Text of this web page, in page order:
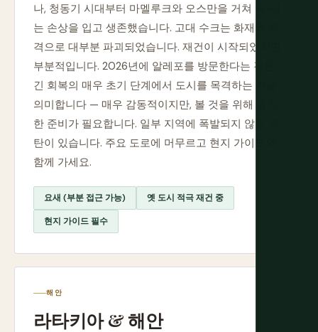
나, 청동기 시대부터 마멜루크와 오스만을 거쳐 역사)
는 손상을 입고 생존했습니다. 고대 수크는 화재와 폭
격으로 대부분 파괴되었습니다. 재건이 시작되었지만
부분적입니다. 2026년에 알레포를 방문한다는 것은
긴 회복의 매우 초기 단계에서 도시를 목격하는 것을
의미합니다 — 매우 감동적이지만, 볼 것을 위해 솔직
한 준비가 필요합니다. 일부 지역에 폭발되지 않은 포
탄이 있습니다. 주요 도로에 머무르고 현지 가이드와
함께 가세요.
요새 (부분 접근 가능) 옛 도시 적극 재건 중
현지 가이드 필수
해안
라타키아 & 해안